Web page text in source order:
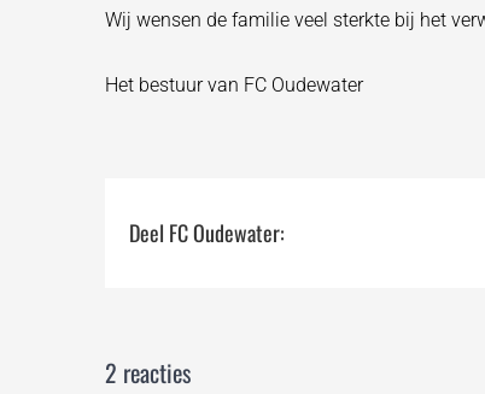
Wij wensen de familie veel sterkte bij het
Het bestuur van FC Oudewater
Deel FC Oudewater:
2 reacties